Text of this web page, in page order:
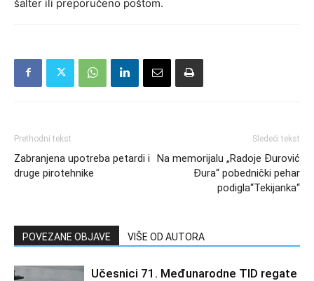
šalter ili preporučeno poštom.
Prethodni tekst
Zabranjena upotreba petardi i
druge pirotehnike
Sledeći tekst
Na memorijalu „Radoje Đurović
Đura“ pobednički pehar
podigla“Tekijanka“
POVEZANE OBJAVE VIŠE OD AUTORA
Učesnici 71. Međunarodne TID regate